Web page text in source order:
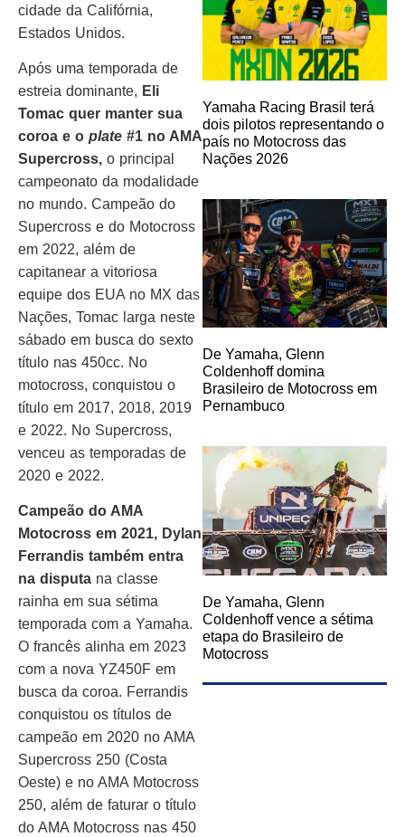
cidade da Califórnia,
Estados Unidos.
Após uma temporada de
estreia dominante, Eli
Tomac quer manter sua
coroa e o plate #1 no AMA
Supercross, o principal
campeonato da modalidade
no mundo. Campeão do
Supercross e do Motocross
em 2022, além de
capitanear a vitoriosa
equipe dos EUA no MX das
Nações, Tomac larga neste
sábado em busca do sexto
título nas 450cc. No
motocross, conquistou o
título em 2017, 2018, 2019
e 2022. No Supercross,
venceu as temporadas de
2020 e 2022.
Campeão do AMA
Motocross em 2021, Dylan
Ferrandis também entra
na disputa na classe
rainha em sua sétima
temporada com a Yamaha.
O francês alinha em 2023
com a nova YZ450F em
busca da coroa. Ferrandis
conquistou os títulos de
campeão em 2020 no AMA
Supercross 250 (Costa
Oeste) e no AMA Motocross
250, além de faturar o título
do AMA Motocross nas 450
Yamaha Racing Brasil terá
dois pilotos representando o
país no Motocross das
Nações 2026
De Yamaha, Glenn
Coldenhoff domina
Brasileiro de Motocross em
Pernambuco
De Yamaha, Glenn
Coldenhoff vence a sétima
etapa do Brasileiro de
Motocross